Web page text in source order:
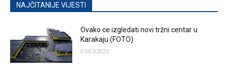
NAJČITANIJE VIJESTI
Ovako ce izgledati novi tržni centar u
Karakaju (FOTO)
07/07/2023